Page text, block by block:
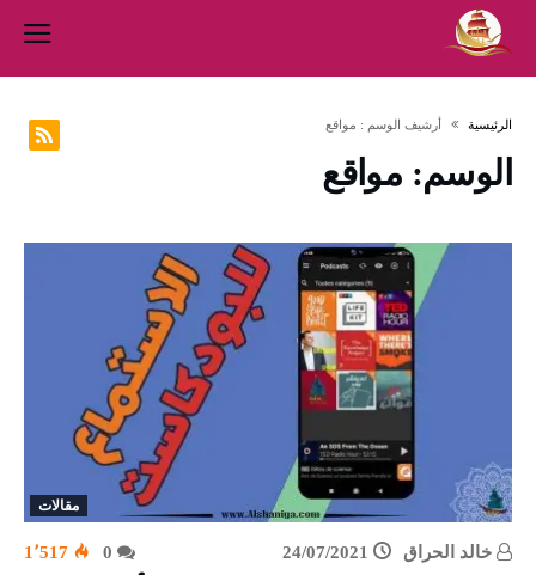
‫الرئيسية‬ ‫أرشيف الوسم :‬ مواقع
الوسم: مواقع
مقالات
خالد الحراق 24/07/2021 1٬517